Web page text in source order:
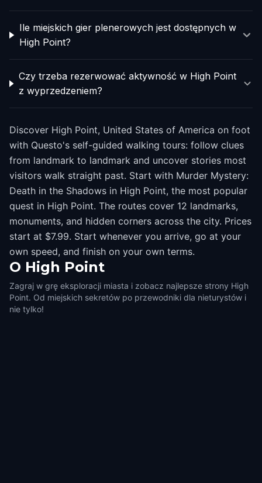
Ile miejskich gier plenerowych jest dostępnych w
High Point?
Czy trzeba rezerwować aktywność w High Point
z wyprzedzeniem?
Discover High Point, United States of America on foot
with Questo's self-guided walking tours: follow clues
from landmark to landmark and uncover stories most
visitors walk straight past. Start with Murder Mystery:
Death in the Shadows in High Point, the most popular
quest in High Point. The routes cover 12 landmarks,
monuments, and hidden corners across the city. Prices
start at $7.99. Start whenever you arrive, go at your
own speed, and finish on your own terms.
O High Point
Zagraj w grę eksploracji miasta i zobacz najlepsze strony High
Point. Od miejskich sekretów po przewodniki dla nieturystów i
nie tylko!